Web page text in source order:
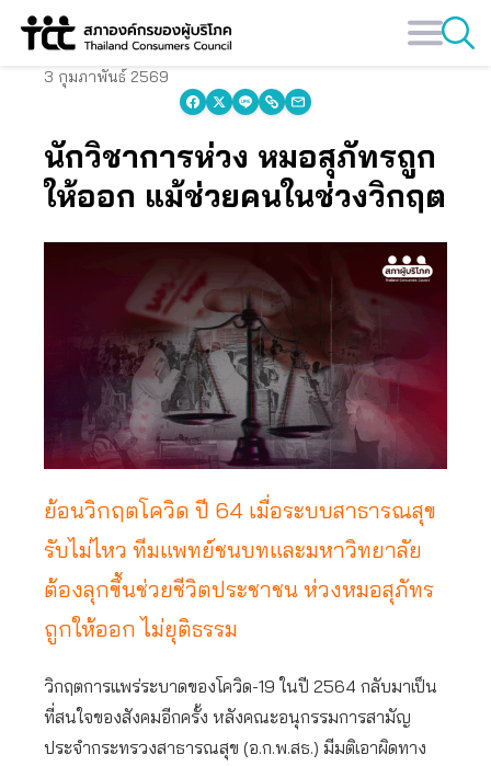
Skip
3 กุมภาพันธ์ 2569
นักวิชาการห่วง หมอสุภัทรถูก
ให้ออก แม้ช่วยคนในช่วงวิกฤต
ย้อนวิกฤตโควิด ปี 64 เมื่อระบบสาธารณสุข
รับไม่ไหว ทีมแพทย์ชนบทและมหาวิทยาลัย
ต้องลุกขึ้นช่วยชีวิตประชาชน ห่วงหมอสุภัทร
ถูกให้ออก ไม่ยุติธรรม
วิกฤตการแพร่ระบาดของโควิด-19 ในปี 2564 กลับมาเป็น
ที่สนใจของสังคมอีกครั้ง หลังคณะอนุกรรมการสามัญ
ประจำกระทรวงสาธารณสุข (อ.ก.พ.สธ.) มีมติเอาผิดทาง